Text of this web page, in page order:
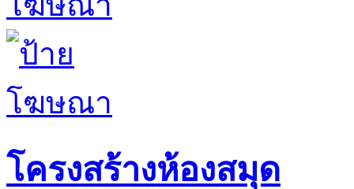
โครงสร้างห้องสมุด